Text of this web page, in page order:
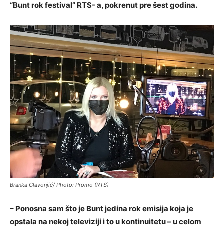
“Bunt rok festival” RTS- a, pokrenut pre šest godina.
Branka Glavonjić/ Photo: Promo (RTS)
– Ponosna sam što je Bunt jedina rok emisija koja je
opstala na nekoj televiziji i to u kontinuitetu – u celom